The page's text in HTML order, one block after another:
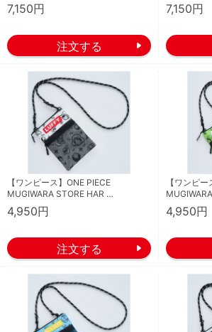
7,150円 7,150円
【ワンピース】ONE PIECE
MUGIWARA STORE HAR …
4,950円
【ワンピ
4,950円